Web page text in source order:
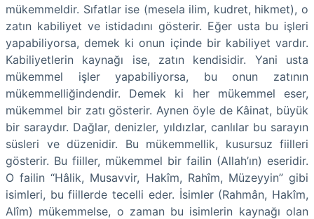
mükemmeldir. Sıfatlar ise (mesela ilim, kudret, hikmet), o
zatın kabiliyet ve istidadını gösterir. Eğer usta bu işleri
yapabiliyorsa, demek ki onun içinde bir kabiliyet vardır.
Kabiliyetlerin kaynağı ise, zatın kendisidir. Yani usta
mükemmel işler yapabiliyorsa, bu onun zatının
mükemmelliğindendir. Demek ki her mükemmel eser,
mükemmel bir zatı gösterir. Aynen öyle de Kâinat, büyük
bir saraydır. Dağlar, denizler, yıldızlar, canlılar bu sarayın
süsleri ve düzenidir. Bu mükemmellik, kusursuz fiilleri
gösterir. Bu fiiller, mükemmel bir failin (Allah’ın) eseridir.
O failin “Hâlik, Musavvir, Hakîm, Rahîm, Müzeyyin” gibi
isimleri, bu fiillerde tecelli eder. İsimler (Rahmân, Hakîm,
Alîm) mükemmelse, o zaman bu isimlerin kaynağı olan